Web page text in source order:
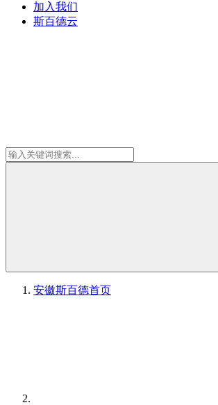
加入我们
斯百德云
安徽斯百德首页